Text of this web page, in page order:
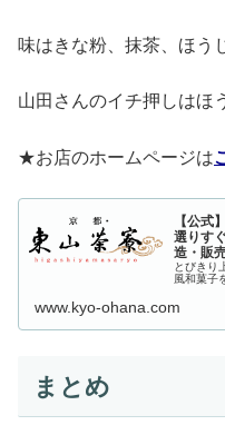
味はきな粉、抹茶、ほう
山田さんのイチ押しはほ
★お店のホームページは
【公式
選りす
造・販
とびきり
風和菓子
www.kyo-ohana.com
まとめ